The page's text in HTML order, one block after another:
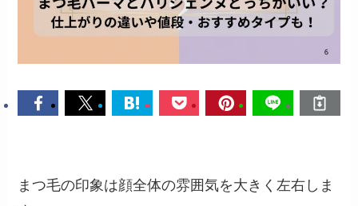
まつ毛の印象は顔全体の雰囲気を大きく左右しま